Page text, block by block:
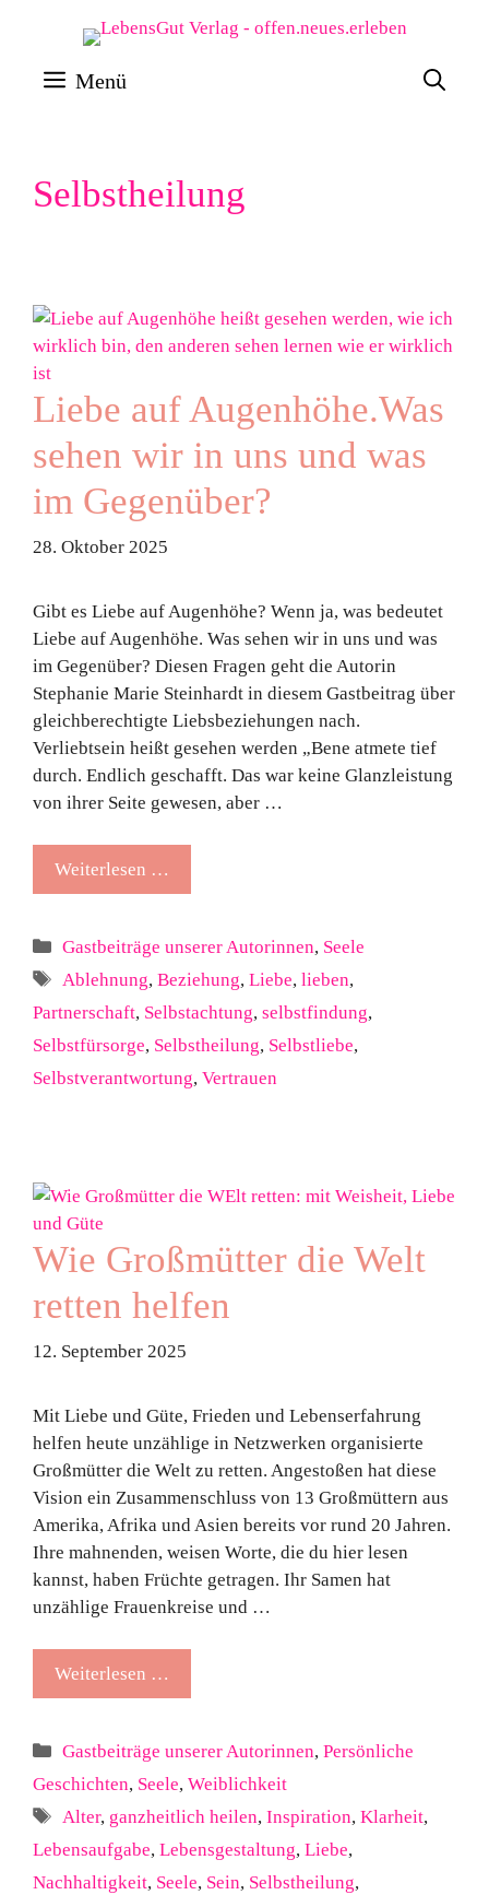
Inhalt
springen
Menü
Selbstheilung
Liebe auf Augenhöhe.Was
sehen wir in uns und was
im Gegenüber?
28. Oktober 2025
Gibt es Liebe auf Augenhöhe? Wenn ja, was bedeutet
Liebe auf Augenhöhe. Was sehen wir in uns und was
im Gegenüber? Diesen Fragen geht die Autorin
Stephanie Marie Steinhardt in diesem Gastbeitrag über
gleichberechtigte Liebsbeziehungen nach.
Verliebtsein heißt gesehen werden „Bene atmete tief
durch. Endlich geschafft. Das war keine Glanzleistung
von ihrer Seite gewesen, aber …
Weiterlesen …
Kategorien
Gastbeiträge unserer Autorinnen, Seele
Schlagwörter
Ablehnung,Beziehung,Liebe,lieben,
Partnerschaft, Selbstachtung, selbstfindung,
Selbstfürsorge, Selbstheilung, Selbstliebe,
Selbstverantwortung, Vertrauen
Wie Großmütter die Welt
retten helfen
12. September 2025
Mit Liebe und Güte, Frieden und Lebenserfahrung
helfen heute unzählige in Netzwerken organisierte
Großmütter die Welt zu retten. Angestoßen hat diese
Vision ein Zusammenschluss von 13 Großmüttern aus
Amerika, Afrika und Asien bereits vor rund 20 Jahren.
Ihre mahnenden, weisen Worte, die du hier lesen
kannst, haben Früchte getragen. Ihr Samen hat
unzählige Frauenkreise und …
Weiterlesen …
Kategorien
Gastbeiträge unserer Autorinnen,Persönliche
Geschichten, Seele, Weiblichkeit
Schlagwörter
Alter, ganzheitlich heilen,Inspiration,Klarheit,
Lebensaufgabe, Lebensgestaltung, Liebe,
Nachhaltigkeit, Seele, Sein, Selbstheilung,